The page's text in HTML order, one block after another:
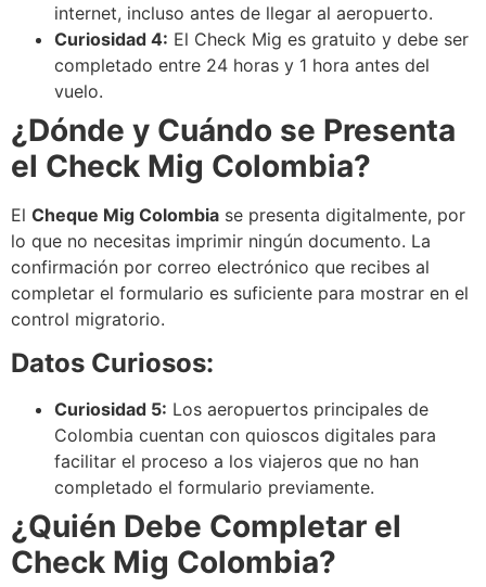
internet, incluso antes de llegar al aeropuerto.
Curiosidad 4: El Check Mig es gratuito y debe ser
completado entre 24 horas y 1 hora antes del
vuelo.
¿Dónde y Cuándo se Presenta
el Check Mig Colombia?
El Cheque Mig Colombia se presenta digitalmente, por
lo que no necesitas imprimir ningún documento. La
confirmación por correo electrónico que recibes al
completar el formulario es suficiente para mostrar en el
control migratorio.
Datos Curiosos:
Curiosidad 5: Los aeropuertos principales de
Colombia cuentan con quioscos digitales para
facilitar el proceso a los viajeros que no han
completado el formulario previamente.
¿Quién Debe Completar el
Check Mig Colombia?